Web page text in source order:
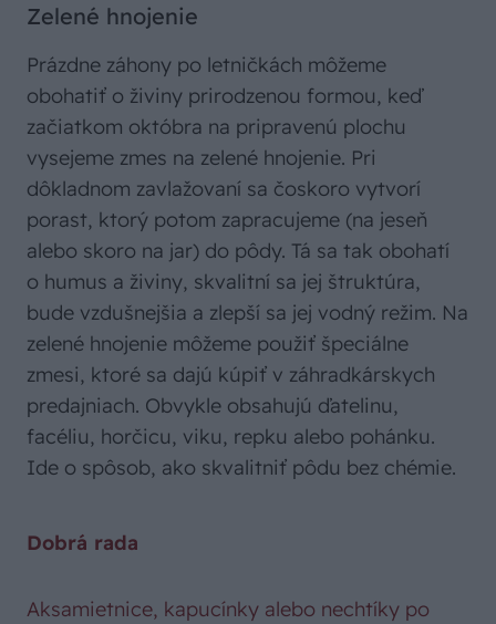
Zelené hnojenie
Prázdne záhony po letničkách môžeme
obohatiť o živiny prirodzenou formou, keď
začiatkom októbra na pripravenú plochu
vysejeme zmes na zelené hnojenie. Pri
dôkladnom zavlažovaní sa čoskoro vytvorí
porast, ktorý potom zapracujeme (na jeseň
alebo skoro na jar) do pôdy. Tá sa tak obohatí
o humus a živiny, skvalitní sa jej štruktúra,
bude vzdušnejšia a zlepší sa jej vodný režim. Na
zelené hnojenie môžeme použiť špeciálne
zmesi, ktoré sa dajú kúpiť v záhradkárskych
predajniach. Obvykle obsahujú ďatelinu,
facéliu, horčicu, viku, repku alebo pohánku.
Ide o spôsob, ako skvalitniť pôdu bez chémie.
Dobrá rada
Aksamietnice, kapucínky alebo nechtíky po